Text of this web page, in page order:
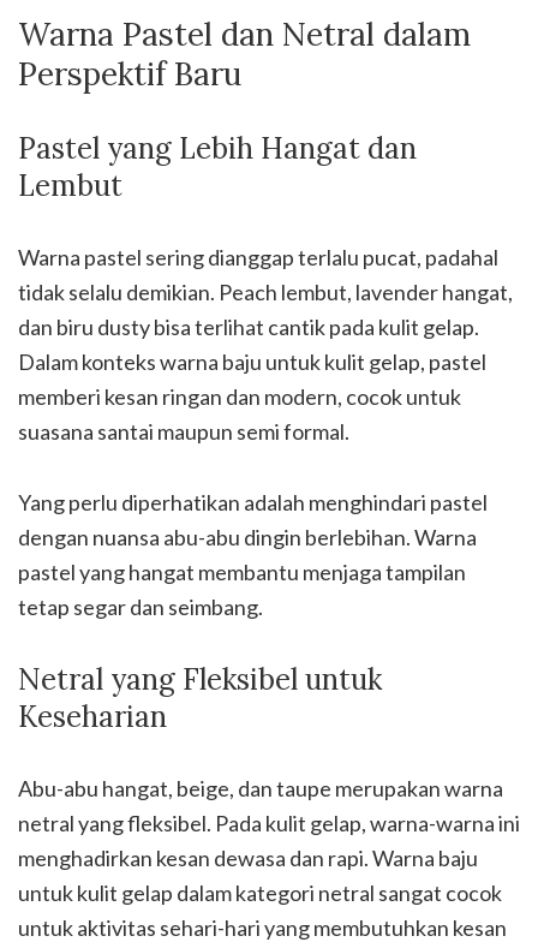
Warna Pastel dan Netral dalam
Perspektif Baru
Pastel yang Lebih Hangat dan
Lembut
Warna pastel sering dianggap terlalu pucat, padahal
tidak selalu demikian. Peach lembut, lavender hangat,
dan biru dusty bisa terlihat cantik pada kulit gelap.
Dalam konteks warna baju untuk kulit gelap, pastel
memberi kesan ringan dan modern, cocok untuk
suasana santai maupun semi formal.
Yang perlu diperhatikan adalah menghindari pastel
dengan nuansa abu-abu dingin berlebihan. Warna
pastel yang hangat membantu menjaga tampilan
tetap segar dan seimbang.
Netral yang Fleksibel untuk
Keseharian
Abu-abu hangat, beige, dan taupe merupakan warna
netral yang fleksibel. Pada kulit gelap, warna-warna ini
menghadirkan kesan dewasa dan rapi. Warna baju
untuk kulit gelap dalam kategori netral sangat cocok
untuk aktivitas sehari-hari yang membutuhkan kesan